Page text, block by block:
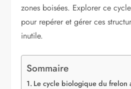
zones boisées. Explorer ce
pour repérer et gérer ces
inutile.
Sommaire
Le cycle biologique du frelon